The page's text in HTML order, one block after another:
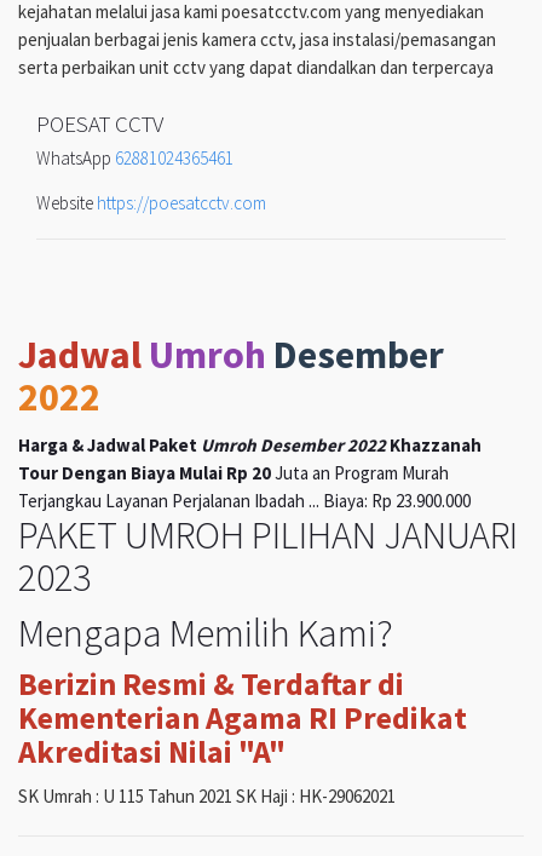
kejahatan melalui jasa kami poesatcctv.com yang menyediakan
penjualan berbagai jenis kamera cctv, jasa instalasi/pemasangan
serta perbaikan unit cctv yang dapat diandalkan dan terpercaya
POESAT CCTV
WhatsApp 62881024365461
Website https://poesatcctv.com
Jadwal Umroh Desember
2022
Harga & Jadwal Paket Umroh Desember 2022Khazzanah
Tour Dengan Biaya Mulai Rp 20Juta an Program Murah
Terjangkau Layanan Perjalanan Ibadah ... Biaya: Rp 23.900.000
PAKET UMROH PILIHAN JANUARI
2023
Mengapa Memilih Kami?
Berizin Resmi & Terdaftar di
Kementerian Agama RI Predikat
Akreditasi Nilai "A"
SK Umrah : U 115 Tahun 2021 SK Haji : HK-29062021